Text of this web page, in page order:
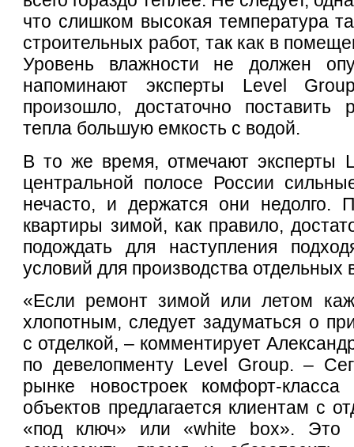
что слишком высокая температура
строительных работ, так как в
Уровень влажности не должен
напоминают эксперты Level
произошло, достаточно поставить
тепла большую емкость с водой.
В то же время, отмечают эксперты
центральной полосе России
нечасто, и держатся они недолго.
квартиры зимой, как правило,
подождать для наступления
условий для производства отдельных
«Если ремонт зимой или летом
хлопотным, следует задуматься о
с отделкой, – комментирует
по девелопменту Level Group. –
рынке новостроек комфорт-
объектов предлагается клиентам с
«под ключ» или «white box». Это